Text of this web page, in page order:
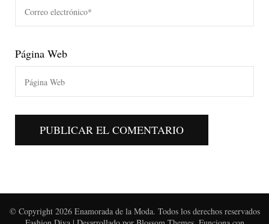
Página Web
© Copyright 2026 Enamorada de la Moda. Todos los derechos reservados